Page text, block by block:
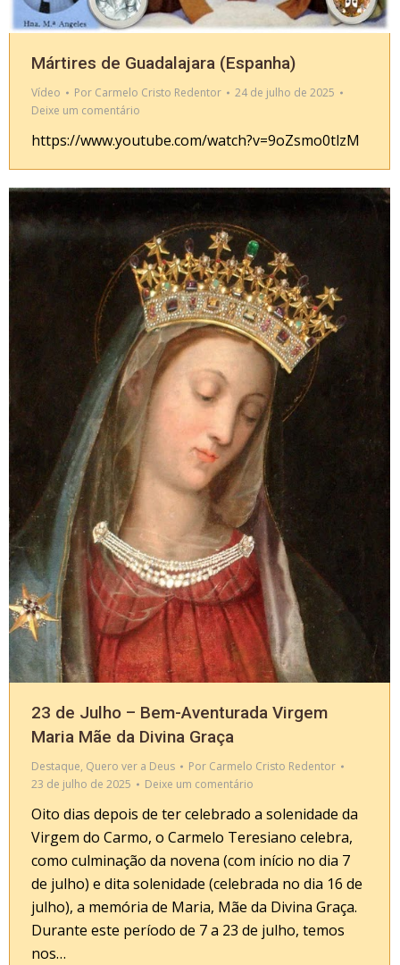
Mártires de Guadalajara (Espanha)
Vídeo Por Carmelo Cristo Redentor
24 de julho de 2025
Deixe um comentário
https://www.youtube.com/watch?v=9oZsmo0tlzM
23 de Julho – Bem-Aventurada Virgem
Maria Mãe da Divina Graça
Destaque, Quero ver a Deus Por Carmelo Cristo Redentor
23 de julho de 2025
Deixe um comentário
Oito dias depois de ter celebrado a solenidade da
Virgem do Carmo, o Carmelo Teresiano celebra,
como culminação da novena (com início no dia 7
de julho) e dita solenidade (celebrada no dia 16 de
julho), a memória de Maria, Mãe da Divina Graça.
Durante este período de 7 a 23 de julho, temos
nos…